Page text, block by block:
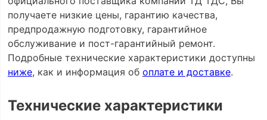
получаете низкие цены, гарантию качества,
предпродажную подготовку, гарантийное
обслуживание и пост-гарантийный ремонт.
Подробные технические характеристики доступны
ниже, как и информация об оплате и доставке.
Технические характеристики